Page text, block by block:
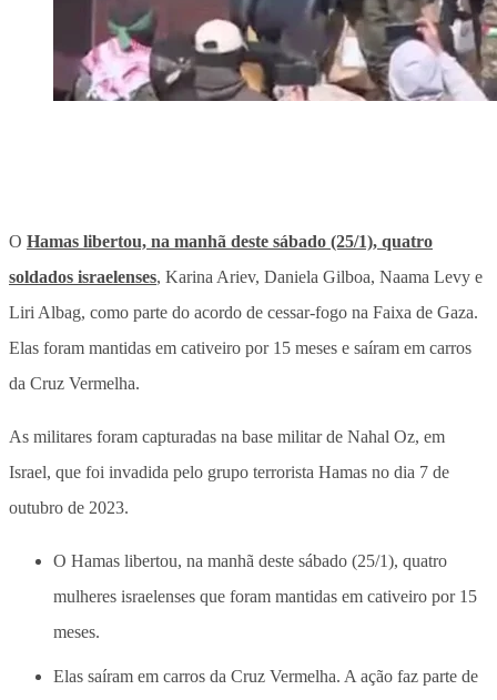
O Hamas libertou, na manhã deste sábado (25/1), quatro
soldados israelenses, Karina Ariev, Daniela Gilboa, Naama Levy e
Liri Albag, como parte do acordo de cessar-fogo na Faixa de Gaza.
Elas foram mantidas em cativeiro por 15 meses e saíram em carros
da Cruz Vermelha.
As militares foram capturadas na base militar de Nahal Oz, em
Israel, que foi invadida pelo grupo terrorista Hamas no dia 7 de
outubro de 2023.
O Hamas libertou, na manhã deste sábado (25/1), quatro
mulheres israelenses que foram mantidas em cativeiro por 15
meses.
Elas saíram em carros da Cruz Vermelha. A ação faz parte de